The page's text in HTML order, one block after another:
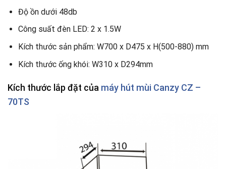
Độ ồn dưới 48db
Công suất đèn LED: 2 x 1.5W
Kích thước sản phẩm: W700 x D475 x H(500-880) mm
Kích thước ống khói: W310 x D294mm
Kích thước lắp đặt của máy hút mùi Canzy CZ –
70TS